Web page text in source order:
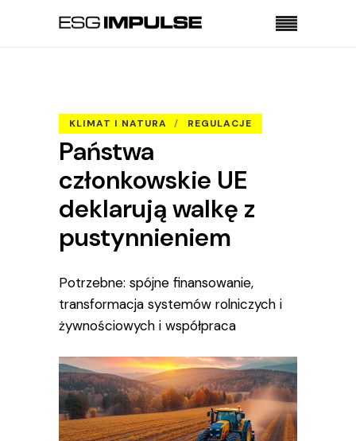
KLIMAT I NATURA REGULACJE
Państwa
członkowskie UE
deklarują walkę z
pustynnieniem
Potrzebne: spójne finansowanie,
transformacja systemów rolniczych i
żywnościowych i współpraca